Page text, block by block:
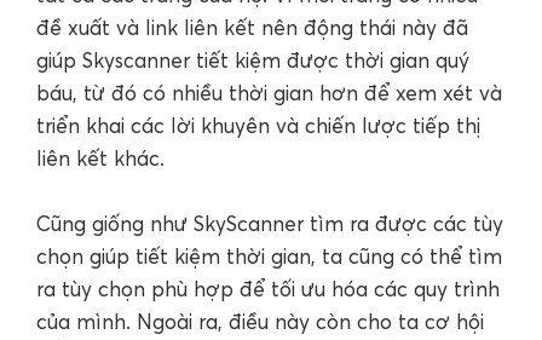
đề xuất và link liên kết nên động thái này đã
giúp Skyscanner tiết kiệm được thời gian quý
báu, từ đó có nhiều thời gian hơn để xem xét và
triển khai các lời khuyên và chiến lược tiếp thị
liên kết khác.
Cũng giống như SkyScanner tìm ra được các tùy
chọn giúp tiết kiệm thời gian, ta cũng có thể tìm
ra tùy chọn phù hợp để tối ưu hóa các quy trình
của mình. Ngoài ra, điều này còn cho ta cơ hội